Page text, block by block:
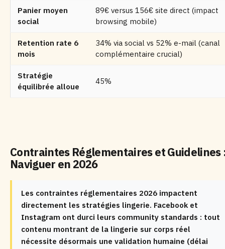
Panier moyen
social
89€ versus 156€ site direct (impact
browsing mobile)
Retention rate 6
mois
34% via social vs 52% e-mail (canal
complémentaire crucial)
Stratégie
équilibrée alloue
45%
Contraintes Réglementaires et Guidelines
Naviguer en 2026
Les contraintes réglementaires 2026 impactent
directement les stratégies lingerie. Facebook et
Instagram ont durci leurs community standards : tout
contenu montrant de la lingerie sur corps réel
nécessite désormais une validation humaine (délai